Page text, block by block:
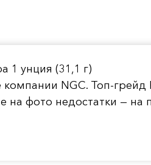
1 унция (31,1 г)
NGC. Топ-грейд
фото недостатки — на